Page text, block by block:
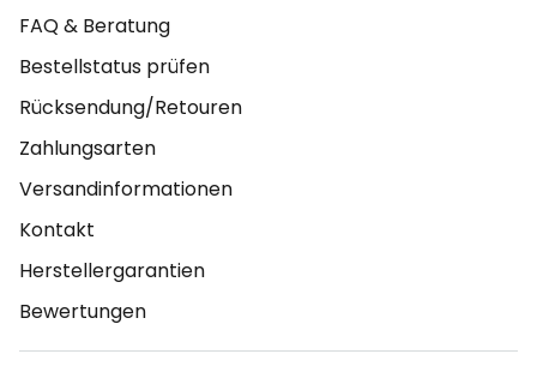
FAQ & Beratung
Bestellstatus prüfen
Rücksendung/Retouren
Zahlungsarten
Versandinformationen
Kontakt
Herstellergarantien
Bewertungen